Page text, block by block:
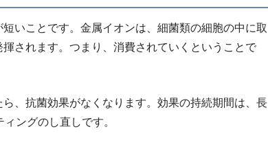
いことです。金属イオンは、細菌類の細胞の中に取
されます。つまり、消費されていくということで
、抗菌効果がなくなります。効果の持続期間は、長
ングのし直しです。